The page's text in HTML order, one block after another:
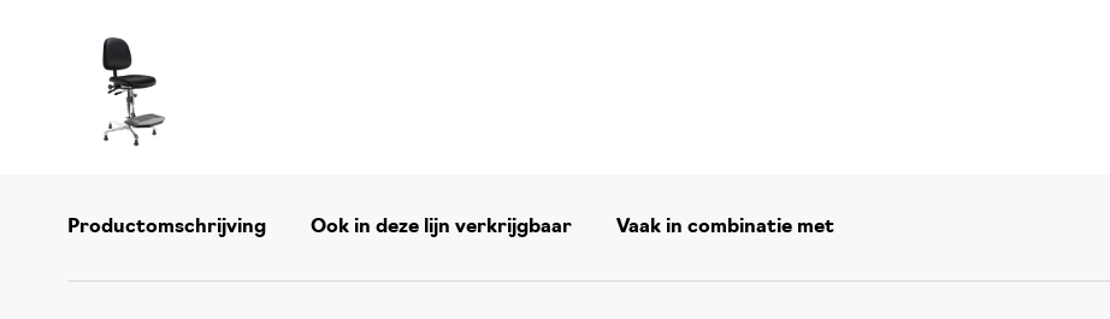
Productomschrijving Ook in deze lijn verkrijgbaar Vaak in combinatie met